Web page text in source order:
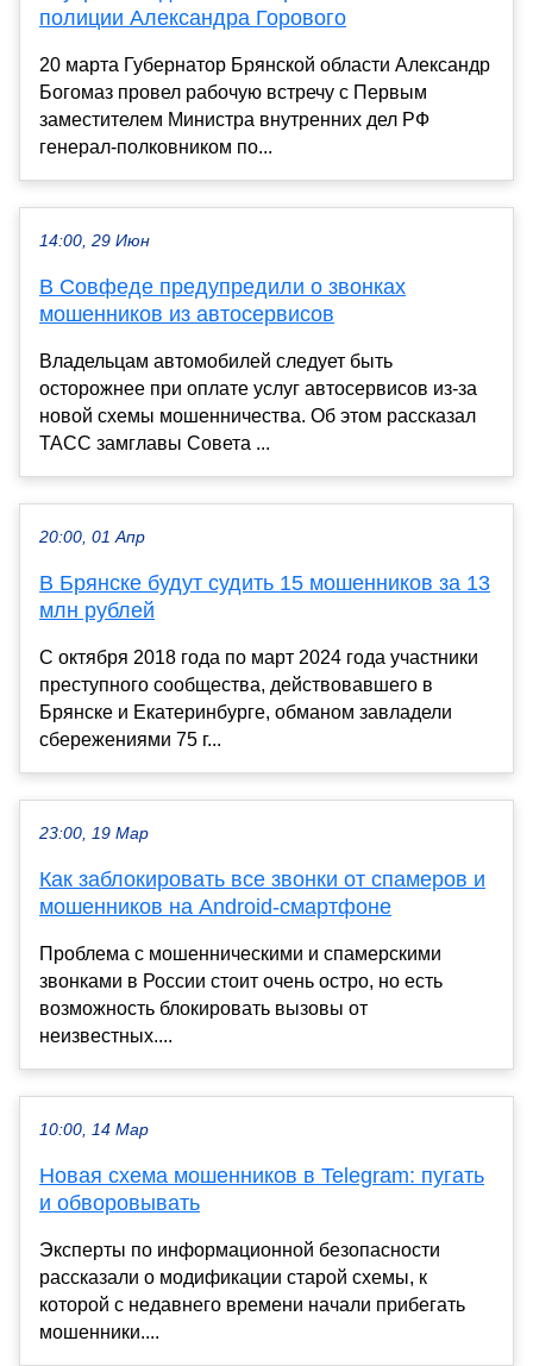
полиции Александра Горового
20 марта Губернатор Брянской области Александр
Богомаз провел рабочую встречу с Первым
заместителем Министра внутренних дел РФ
генерал-полковником по...
14:00, 29 Июн
В Совфеде предупредили о звонках
мошенников из автосервисов
Владельцам автомобилей следует быть
осторожнее при оплате услуг автосервисов из-за
новой схемы мошенничества. Об этом рассказал
ТАСС замглавы Совета ...
20:00, 01 Апр
В Брянске будут судить 15 мошенников за 13
млн рублей
С октября 2018 года по март 2024 года участники
преступного сообщества, действовавшего в
Брянске и Екатеринбурге, обманом завладели
сбережениями 75 г...
23:00, 19 Мар
Как заблокировать все звонки от спамеров и
мошенников на Android-смартфоне
Проблема с мошенническими и спамерскими
звонками в России стоит очень остро, но есть
возможность блокировать вызовы от
неизвестных....
10:00, 14 Мар
Новая схема мошенников в Telegram: пугать
и обворовывать
Эксперты по информационной безопасности
рассказали о модификации старой схемы, к
которой с недавнего времени начали прибегать
мошенники....